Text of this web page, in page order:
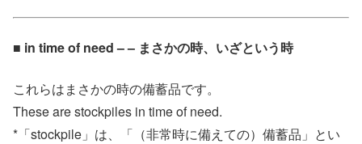
■ in time of need – – まさかの時、いざという時
これらはまさかの時の備蓄品です。
These are stockpiles in time of need.
*「stockpile」は、「（非常時に備えての）備蓄品」とい